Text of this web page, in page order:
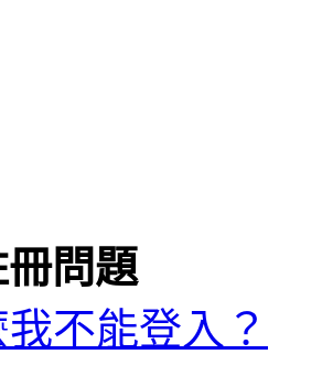
問題
不能登入？